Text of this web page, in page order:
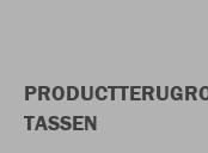
TASSEN